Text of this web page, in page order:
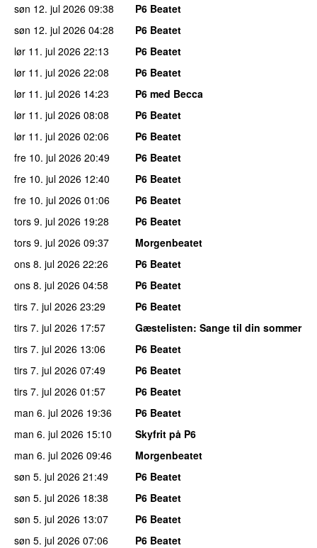
søn 12. jul 2026 09:38
P6 Beatet
søn 12. jul 2026 04:28
P6 Beatet
lør 11. jul 2026 22:13
P6 Beatet
lør 11. jul 2026 22:08
P6 Beatet
lør 11. jul 2026 14:23
P6 med Becca
lør 11. jul 2026 08:08
P6 Beatet
lør 11. jul 2026 02:06
P6 Beatet
fre 10. jul 2026 20:49
P6 Beatet
fre 10. jul 2026 12:40
P6 Beatet
fre 10. jul 2026 01:06
P6 Beatet
tors 9. jul 2026 19:28
P6 Beatet
tors 9. jul 2026 09:37
Morgenbeatet
ons 8. jul 2026 22:26
P6 Beatet
ons 8. jul 2026 04:58
P6 Beatet
tirs 7. jul 2026 23:29
P6 Beatet
tirs 7. jul 2026 17:57 Gæstelisten: Sange til din sommer
tirs 7. jul 2026 13:06
P6 Beatet
tirs 7. jul 2026 07:49
P6 Beatet
tirs 7. jul 2026 01:57
P6 Beatet
man 6. jul 2026 19:36
P6 Beatet
man 6. jul 2026 15:10
Skyfrit på P6
man 6. jul 2026 09:46
Morgenbeatet
søn 5. jul 2026 21:49
P6 Beatet
søn 5. jul 2026 18:38
P6 Beatet
søn 5. jul 2026 13:07
P6 Beatet
søn 5. jul 2026 07:06
P6 Beatet